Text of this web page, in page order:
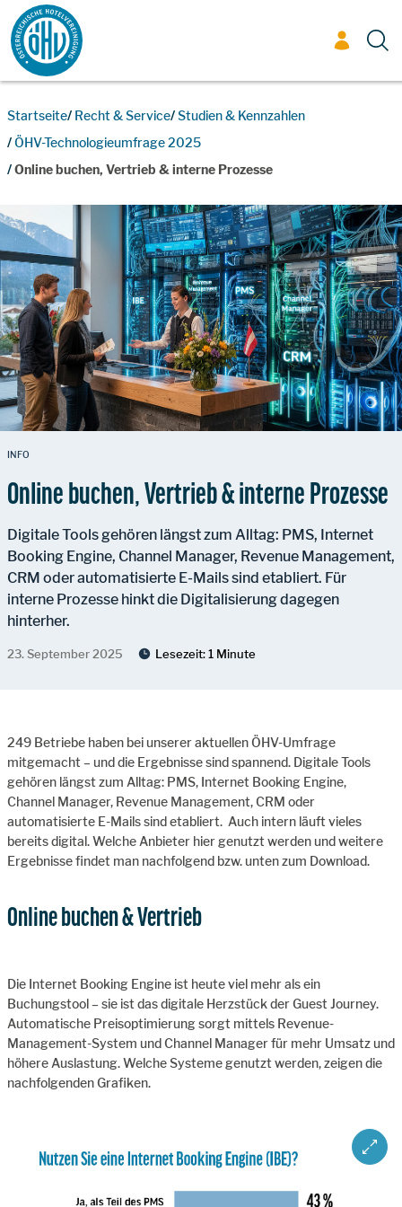
Zum Inhalt
Startseite Recht & Service Studien & Kennzahlen
ÖHV-Technologieumfrage 2025
Online buchen, Vertrieb & interne Prozesse
INFO
Online buchen, Vertrieb & interne Prozesse
Digitale Tools gehören längst zum Alltag: PMS, Internet
Booking Engine, Channel Manager, Revenue Management,
CRM oder automatisierte E-Mails sind etabliert. Für
interne Prozesse hinkt die Digitalisierung dagegen
hinterher.
23. September 2025 Lesezeit:1 Minute
249 Betriebe haben bei unserer aktuellen ÖHV-Umfrage
mitgemacht – und die Ergebnisse sind spannend. Digitale Tools
gehören längst zum Alltag: PMS, Internet Booking Engine,
Channel Manager, Revenue Management, CRM oder
automatisierte E-Mails sind etabliert. Auch intern läuft vieles
bereits digital. Welche Anbieter hier genutzt werden und weitere
Ergebnisse findet man nachfolgend bzw. unten zum Download.
Online buchen & Vertrieb
Die Internet Booking Engine ist heute viel mehr als ein
Buchungstool – sie ist das digitale Herzstück der Guest Journey.
Automatische Preisoptimierung sorgt mittels Revenue-
Management-System und Channel Manager für mehr Umsatz und
höhere Auslastung. Welche Systeme genutzt werden, zeigen die
nachfolgenden Grafiken.
ZOOM